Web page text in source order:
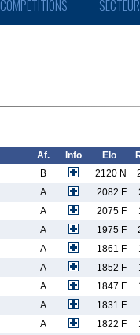
COMPÉTITIONS
Af. Info Elo
B 2120 N
A 2082 F
A 2075 F
A 1975 F
A 1861 F
A 1852 F
A 1847 F
A 1831 F
A 1822 F